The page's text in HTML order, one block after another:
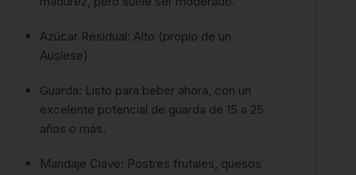
Azúcar Residual: Alto (propio de un
Auslese)
Guarda: Listo para beber ahora, con un
excelente potencial de guarda de 15 a 25
años o más.
Maridaje Clave: Postres frutales, quesos